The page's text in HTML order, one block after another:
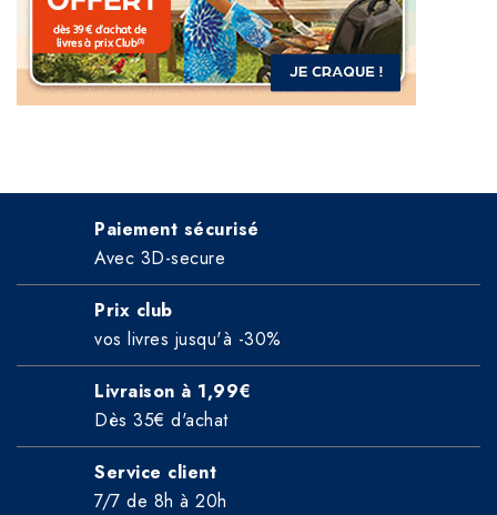
Paiement sécurisé
Avec 3D-secure
Prix club
vos livres jusqu'à -30%
Livraison à 1,99€
Dès 35€ d'achat
Service client
7/7 de 8h à 20h